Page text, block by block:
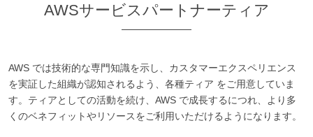
AWSサービスパートナーティア
AWS では技術的な専門知識を示し、カスタマーエクスペリエンス
を実証した組織が認知されるよう、各種ティア をご用意していま
す。ティアとしての活動を続け、AWS で成長するにつれ、より多
くのベネフィットやリソースをご利用いただけるようになります。